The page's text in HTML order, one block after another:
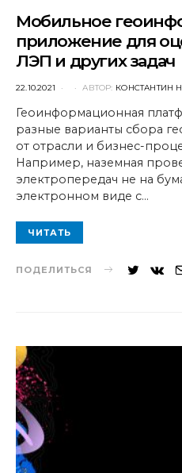
Мобильное
приложение для
ЛЭП и других задач
POSTED
22.10.2021 АВТОР: КОНСТАНТИН
Геоинформационная
разные варианты сбора
от отрасли и бизнес-
Например, наземная
электропередач не на
электронном виде с…
ЧИТАТЬ
ПОДЕЛИТЬСЯ